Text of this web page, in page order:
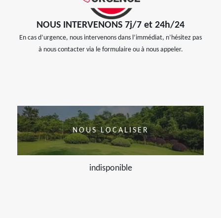
NOUS INTERVENONS 7j/7 et 24h/24
En cas d’urgence, nous intervenons dans l’immédiat, n’hésitez pas
à nous contacter via le formulaire ou à nous appeler.
NOUS LOCALISER
indisponible